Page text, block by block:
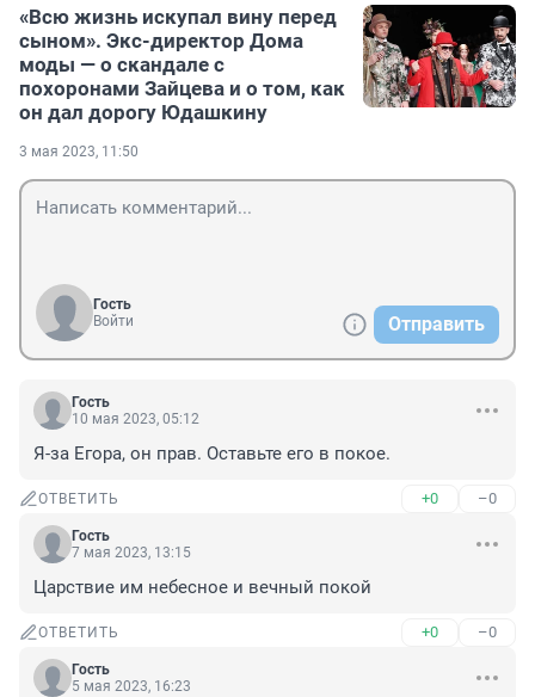
«Всю жизнь искупал вину перед
сыном». Экс-директор Дома
моды — о скандале с
похоронами Зайцева и о том, как
он дал дорогу Юдашкину
3 мая 2023, 11:50
Гость
Войти
Отправить
Гость
10 мая 2023, 05:12
Я-за Егора, он прав. Оставьте его в покое.
ОТВЕТИТЬ +0 –0
Гость
7 мая 2023, 13:15
Царствие им небесное и вечный покой
ОТВЕТИТЬ +0 –0
Гость
5 мая 2023, 16:23